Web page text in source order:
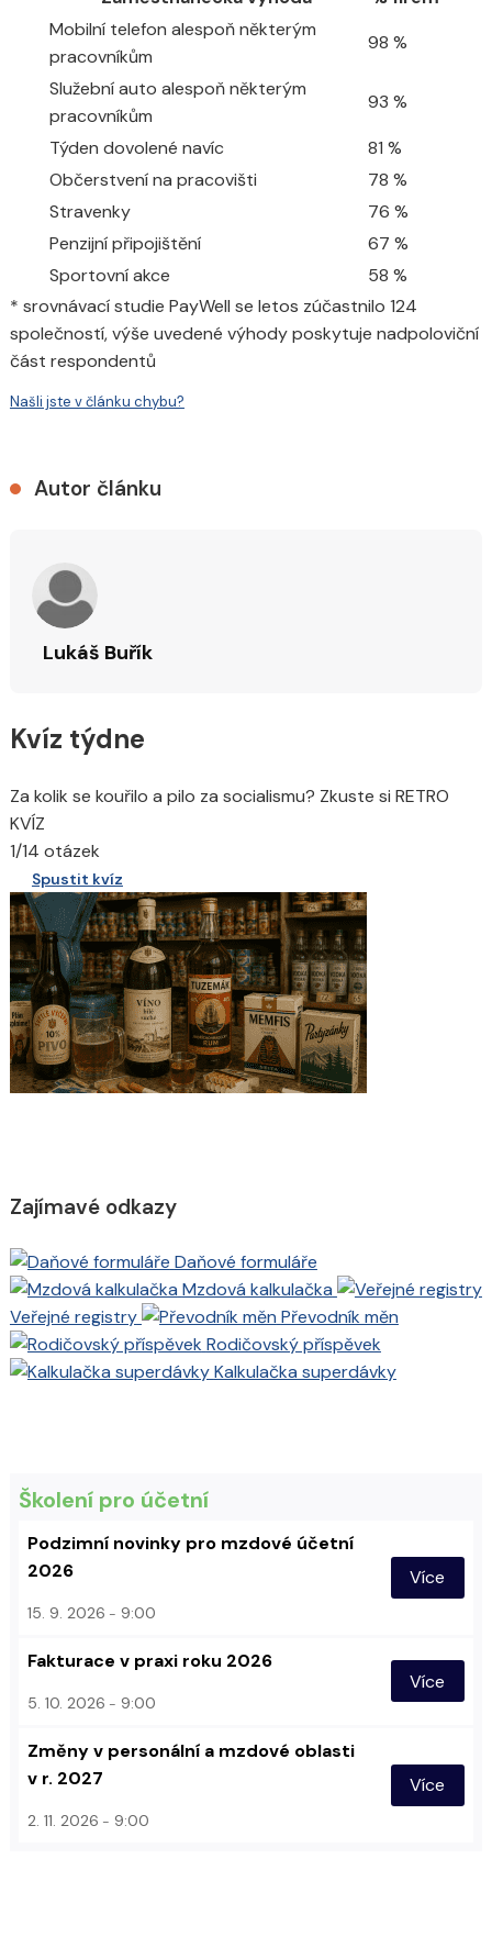
Mobilní telefon alespoň některým
pracovníkům
98 %
Služební auto alespoň některým
pracovníkům
93 %
Týden dovolené navíc
81 %
Občerstvení na pracovišti
78 %
Stravenky
76 %
Penzijní připojištění
67 %
Sportovní akce
58 %
* srovnávací studie PayWell se letos zúčastnilo 124
společností, výše uvedené výhody poskytuje nadpoloviční
část respondentů
Našli jste v článku chybu?
Autor článku
Lukáš Buřík
Kvíz týdne
Za kolik se kouřilo a pilo za socialismu? Zkuste si RETRO
KVÍZ
1/14 otázek
Spustit kvíz
Zajímavé odkazy
Daňové formuláře
Mzdová kalkulačka
Veřejné registry
Převodník měn
Rodičovský příspěvek
Kalkulačka superdávky
Školení pro účetní
Podzimní novinky pro mzdové účetní
2026
15. 9. 2026 9:00
Více
Fakturace v praxi roku 2026
5. 10. 2026 9:00
Více
Změny v personální a mzdové oblasti
v r. 2027
2. 11. 2026 9:00
Více